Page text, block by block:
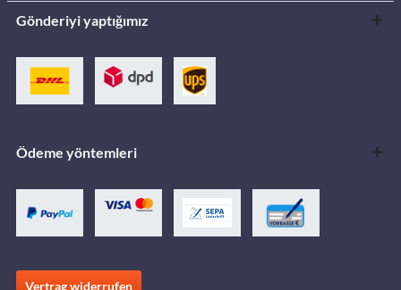
Gönderiyi yaptığımız
Ödeme yöntemleri
Vertrag widerrufen